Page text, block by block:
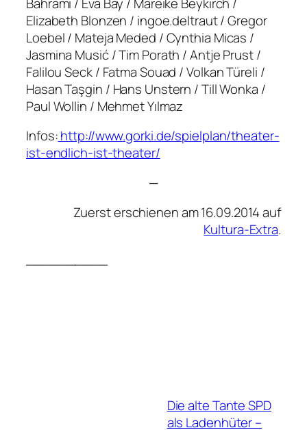
Elizabeth Blonzen / ingoe.deltraut / Gregor
Loebel / Mateja Meded / Cynthia Micas /
Jasmina Musić / Tim Porath / Antje Prust /
Falilou Seck / Fatma Souad / Volkan Türeli /
Hasan Taşgin / Hans Unstern / Till Wonka /
Paul Wollin / Mehmet Yılmaz
Infos:http://www.gorki.de/spielplan/theater-
ist-endlich-ist-theater/
—
Zuerst erschienen am 16.09.2014 auf
Kultura-Extra.
Die alte Tante SPD
als Ladenhüter –